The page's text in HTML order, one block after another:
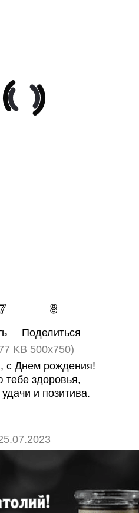
8
Поделиться
KB 500x750)
с Днем рождения!
здоровья,
удачи и позитива.